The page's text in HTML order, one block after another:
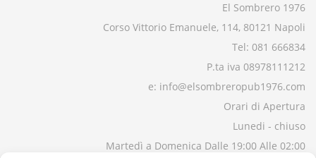
El Sombrero 1976
Corso Vittorio Emanuele, 114, 80121 Napoli
Tel: 081 666834
P.ta iva 08978111212
e: info@elsombreropub1976.com
Orari di Apertura
Lunedi - chiuso
Martedì a Domenica Dalle 19:00 Alle 02:00